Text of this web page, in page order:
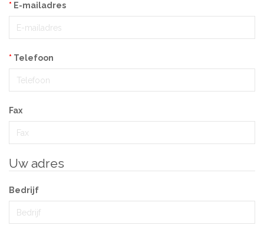
E-mailadres
Telefoon
Fax
Uw adres
Bedrijf